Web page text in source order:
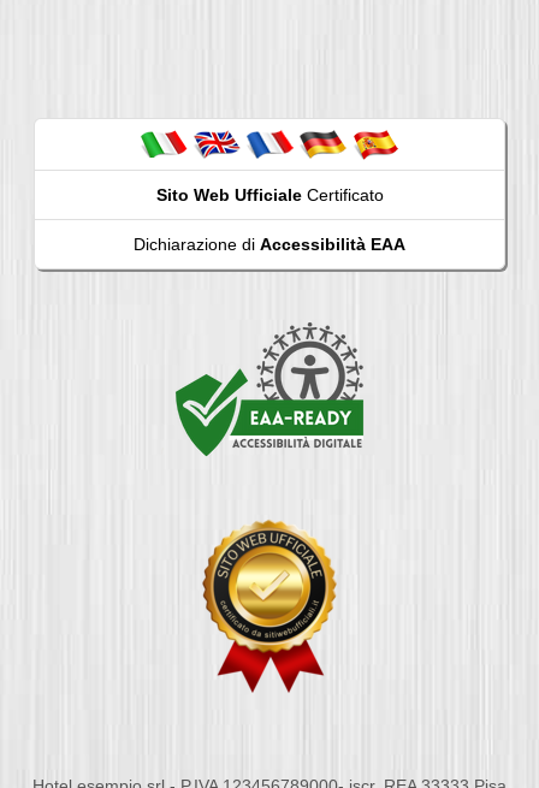
Sito Web UfficialeCertificato
Dichiarazione di Accessibilità EAA